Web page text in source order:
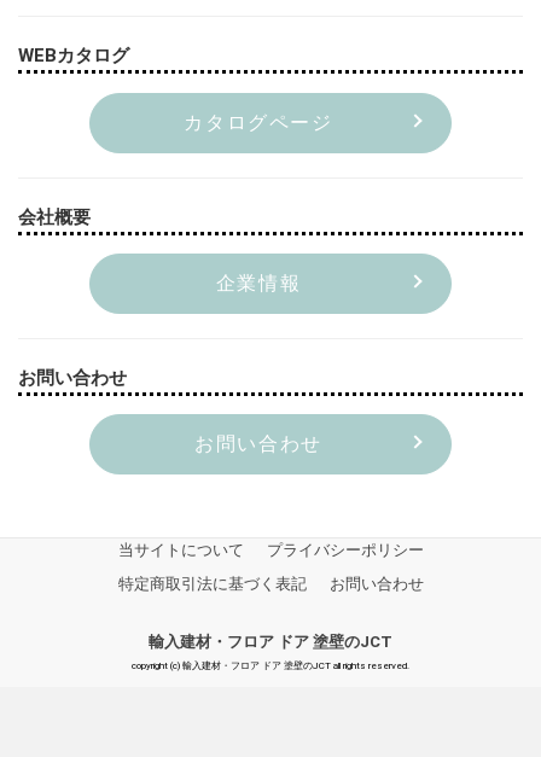
WEBカタログ
カタログページ
会社概要
企業情報
お問い合わせ
お問い合わせ
当サイトについて
プライバシーポリシー
特定商取引法に基づく表記
お問い合わせ
輸入建材・フロア ドア 塗壁のJCT
copyright (c) 輸入建材・フロア ドア 塗壁のJCT all rights reserved.